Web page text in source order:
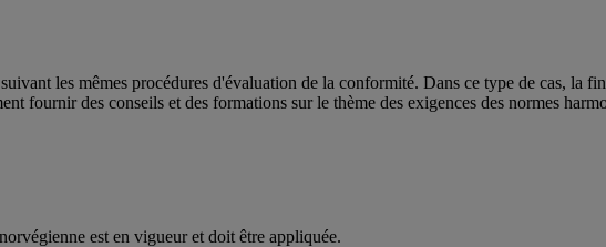
les mêmes procédures d'évaluation de la conformité. Dans ce type de cas, la
fournir des conseils et des formations sur le thème des exigences des normes
est en vigueur et doit être appliquée.